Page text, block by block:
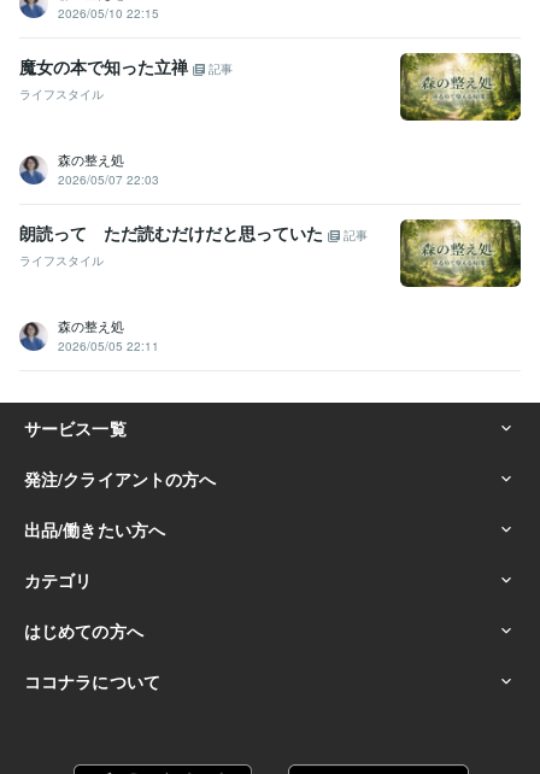
2026/05/10 22:15
魔女の本で知った立禅
記事
ライフスタイル
森の整え処
2026/05/07 22:03
朗読って ただ読むだけだと思っていた
記事
ライフスタイル
森の整え処
2026/05/05 22:11